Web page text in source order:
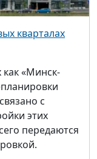
кварталах
как «Минск-
с
этих
передаются